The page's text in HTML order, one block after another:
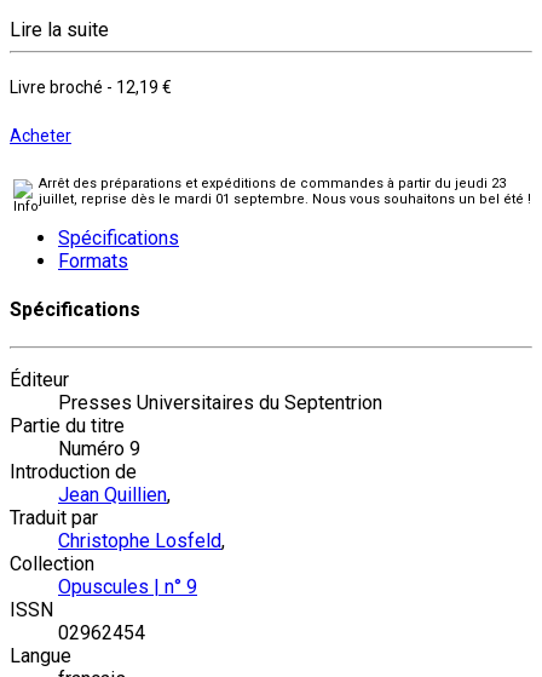
Lire la suite
Livre broché - 12,19 €
Acheter
Arrêt des préparations et expéditions de commandes à partir du jeudi 23
juillet, reprise dès le mardi 01 septembre. Nous vous souhaitons un bel été !
Spécifications
Formats
Spécifications
Éditeur
Presses Universitaires du Septentrion
Partie du titre
Numéro 9
Introduction de
Jean Quillien,
Traduit par
Christophe Losfeld,
Collection
Opuscules | n° 9
ISSN
02962454
Langue